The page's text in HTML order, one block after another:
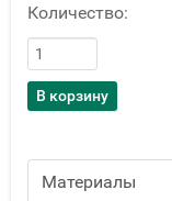
Количество:
Материалы